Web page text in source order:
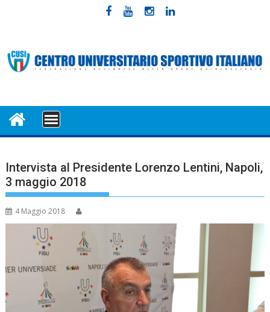
MENU
Intervista al Presidente Lorenzo Lentini, Napoli,
3 maggio 2018
4 Maggio 2018